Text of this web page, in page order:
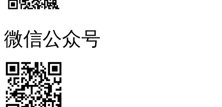
微信公众号